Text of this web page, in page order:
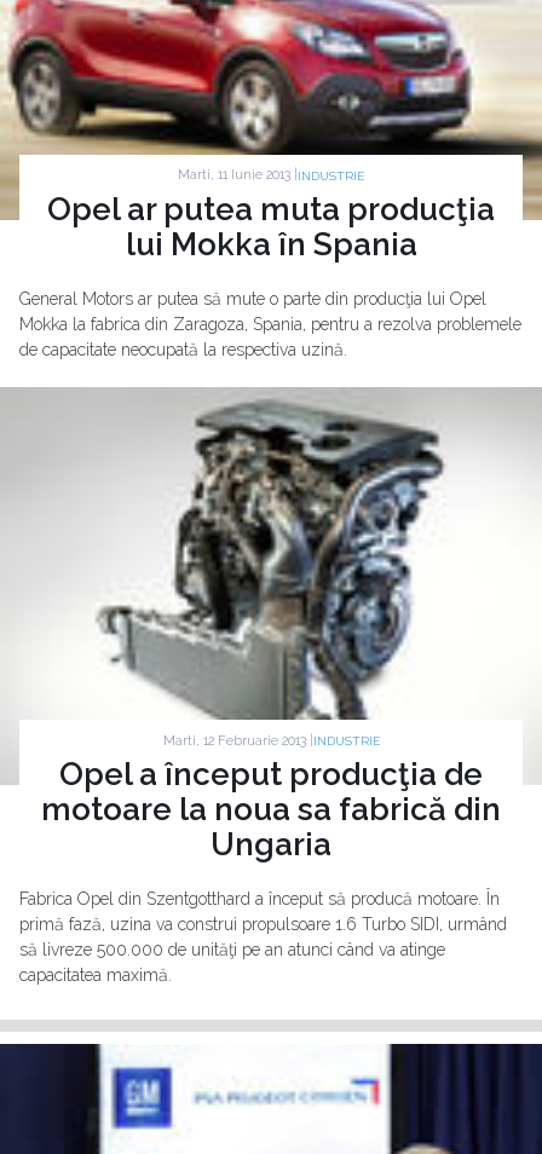
Marti, 11 Iunie 2013 | INDUSTRIE
Opel ar putea muta producţia
lui Mokka în Spania
General Motors ar putea să mute o parte din producţia lui Opel
Mokka la fabrica din Zaragoza, Spania, pentru a rezolva problemele
de capacitate neocupată la respectiva uzină.
Marti, 12 Februarie 2013 | INDUSTRIE
Opel a început producţia de
motoare la noua sa fabrică din
Ungaria
Fabrica Opel din Szentgotthard a început să producă motoare. În
primă fază, uzina va construi propulsoare 1.6 Turbo SIDI, urmând
să livreze 500.000 de unităţi pe an atunci când va atinge
capacitatea maximă.